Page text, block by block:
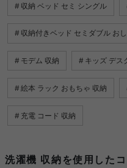
収納 ベッド セミ シングル
収納付きベッド セミダブル お
モデム 収納 キッズ デス
絵本 ラック おもちゃ 収納
充電 コード 収納
洗濯機 収納を使用した